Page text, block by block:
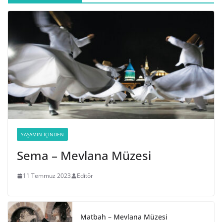
YAŞAMIN İÇINDEN
Sema – Mevlana Müzesi
11 Temmuz 2023 Editör
Matbah – Mevlana Müzesi